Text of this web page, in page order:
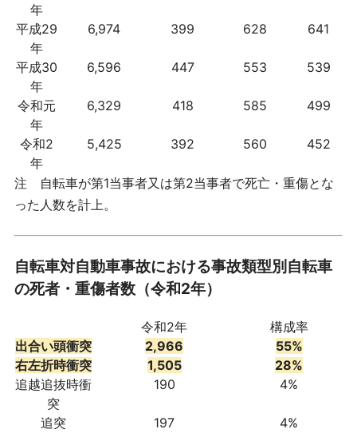
年
平成29
年
6,974 399 628 641
平成30
年
6,596 447 553 539
令和元
年
6,329 418 585 499
令和2
年
5,425 392 560 452
注 自転車が第1当事者又は第2当事者で死亡・重傷とな
った人数を計上。
自転車対自動車事故における事故類型別自転車
の死者・重傷者数（令和2年）
令和2年
構成率
出合い頭衝突
2,966
55%
右左折時衝突
1,505
28%
追越追抜時衝
突
190 4%
追突 197
4%